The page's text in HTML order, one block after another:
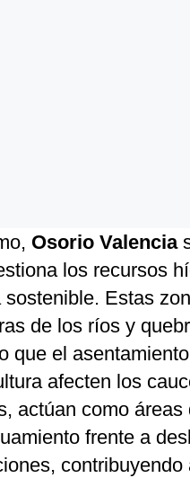
Osorio Valencia
los recursos
sostenible. Estas
de los ríos y
que el
afecten los
actúan como áreas
frente a
contribuyendo